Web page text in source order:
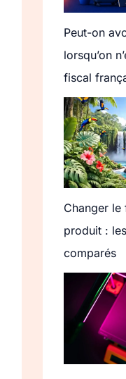
Peut-on
lorsqu’on
fiscal
Changer le
produit :
comparés